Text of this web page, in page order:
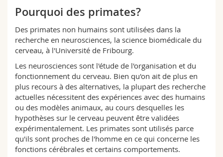
Sciences et médecine
Interfacultaire
Collaborateurs
Doctorants
Webmail
Programme des cours
MyUnifr
Pourquoi des primates?
Des primates non humains sont utilisées dans la
recherche en neurosciences, la science biomédicale du
cerveau, à l'Université de Fribourg.
Les neurosciences sont l'étude de l'organisation et du
fonctionnement du cerveau. Bien qu'on ait de plus en
plus recours à des alternatives, la plupart des recherche
actuelles nécessitent des expériences avec des humains
ou des modèles animaux, au cours desquelles les
hypothèses sur le cerveau peuvent être validées
expérimentalement. Les primates sont utilisés parce
qu'ils sont proches de l'homme en ce qui concerne les
fonctions cérébrales et certains comportements.